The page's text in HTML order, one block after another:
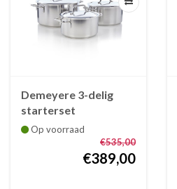
Demeyere 3-delig
starterset
kookpotten Apollo 7
Op voorraad
€535,00
€389,00